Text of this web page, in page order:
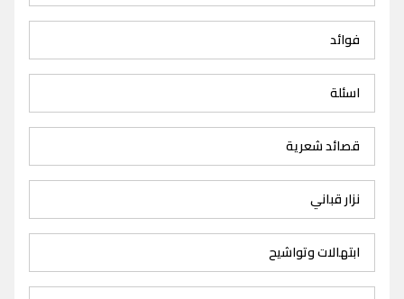
فوائد
اسئلة
قصائد شعرية
نزار قباني
ابتهالات وتواشيح